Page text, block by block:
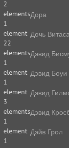
2
elements
1
element
22
elements
1
element
1
element
3
elements
1
element
1
Дора
Дочь
Дэвид
Дэвид Боуи
Дэвид
Дэвид
Дэйв Грол